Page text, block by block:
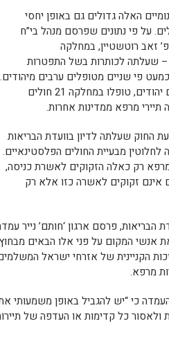
האלה גדולים גם באופן יחסי
על פי נתונים שפרסם מנהל בי”ח
זאב רוטשטיין, במחלקה
– שעלתה לכותרות בשל התפטרות
פי שניים מטופלים ערבים מיהודים.
לעומת 12 מטופלים יהודים, טופלו במחלקה 21 חולים
תיירי מרפא ממדינות אחרות.
החוק שעלתה לדיון בוועדת הבריאות
מבעיית החולים הפלסטינאיים.
מרפא רק כאלה הזקוקים לאשרת כניסה,
אינם זקוקים לאשרה כזו אלא רק
הבריאות, פרסם ארגון ‘חותם’ נייר
אנשי המקום על פני אלו הבאים
הקניינית של אזרחי ישראל
מרפא.
העמדה כי “יש להגביל באופן משמעותי
ולאסור כל קדימות או העדפה של